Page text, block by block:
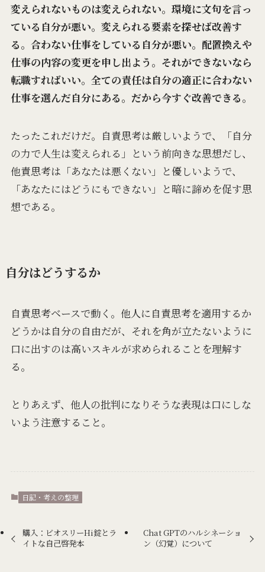
変えられないものは変えられない。環境に文句を言っ
ている自分が悪い。変えられる要素を探せば改善す
る。合わない仕事をしている自分が悪い。配置換えや
仕事の内容の変更を申し出よう。それができないなら
転職すればいい。全ての責任は自分の適正に合わない
仕事を選んだ自分にある。だから今すぐ改善できる。
たったこれだけだ。自責思考は厳しいようで、「自分
の力で人生は変えられる」という前向きな思想だし、
他責思考は「あなたは悪くない」と優しいようで、
「あなたにはどうにもできない」と暗に諦めを促す思
想である。
自分はどうするか
自責思考ベースで動く。他人に自責思考を適用するか
どうかは自分の自由だが、それを角が立たないように
口に出すのは高いスキルが求められることを理解す
る。
とりあえず、他人の批判になりそうな表現は口にしな
いよう注意すること。
日記・考えの整理
購入：ビオスリーHi錠とラ
イトな自己啓発本
Chat GPTのハルシネーショ
ン（幻覚）について